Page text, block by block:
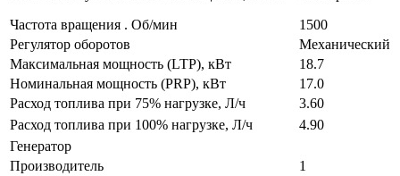
Частота вращения . Об/мин
1500
Регулятор оборотов
Механический
Максимальная мощность (LTP), кВт
18.7
Номинальная мощность (PRP), кВт
17.0
Расход топлива при 75% нагрузке, Л/ч
3.60
Расход топлива при 100% нагрузке, Л/ч
4.90
Генератор
Производитель
1